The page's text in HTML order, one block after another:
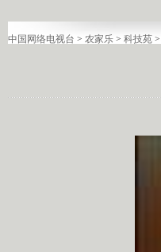
中国网络电视台 > 农家乐 > 科技苑 >